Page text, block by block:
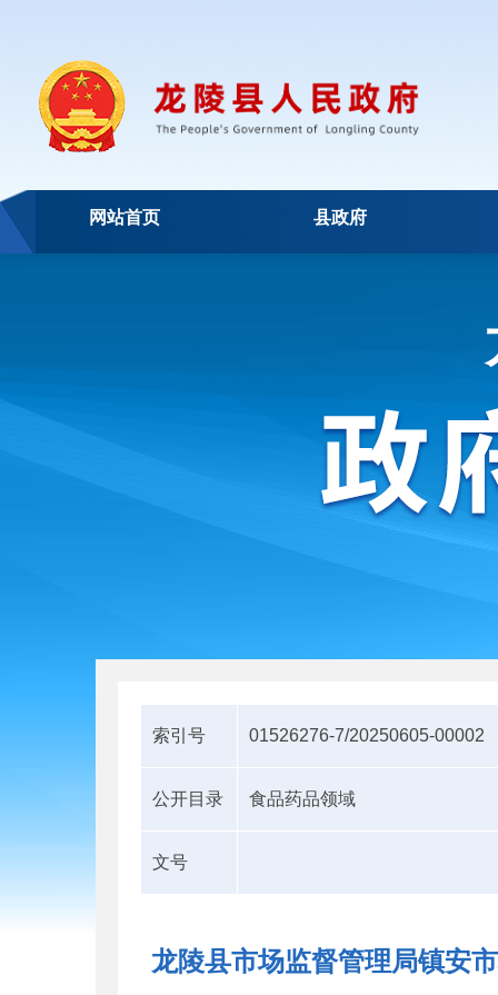
网站首页 县政府
索引号 01526276-7/20250605-00002
公开目录 食品药品领域
文号
龙陵县市场监督管理局镇安